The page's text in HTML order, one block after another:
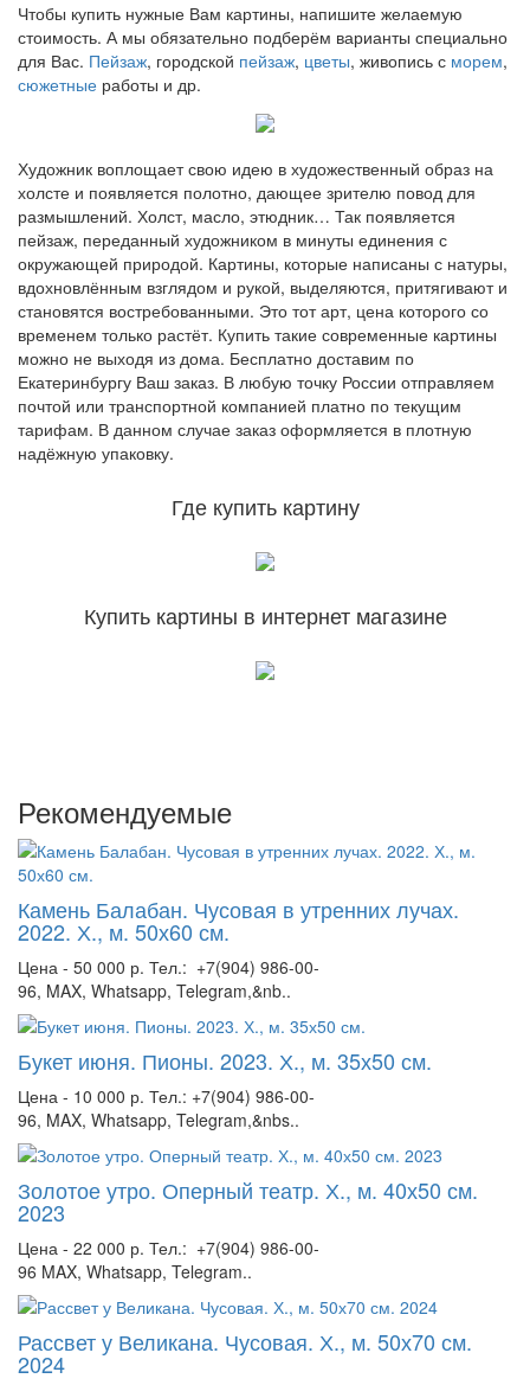
Чтобы купить нужные Вам картины, напишите желаемую
стоимость. А мы обязательно подберём варианты специально
для Вас. Пейзаж, городской пейзаж, цветы, живопись с морем,
сюжетные работы и др.
Художник воплощает свою идею в художественный образ на
холсте и появляется полотно, дающее зрителю повод для
размышлений. Холст, масло, этюдник… Так появляется
пейзаж, переданный художником в минуты единения с
окружающей природой. Картины, которые написаны с натуры,
вдохновлённым взглядом и рукой, выделяются, притягивают и
становятся востребованными. Это тот арт, цена которого со
временем только растёт. Купить такие современные картины
можно не выходя из дома. Бесплатно доставим по
Екатеринбургу Ваш заказ. В любую точку России отправляем
почтой или транспортной компанией платно по текущим
тарифам. В данном случае заказ оформляется в плотную
надёжную упаковку.
Где купить картину
Купить картины в интернет магазине
Рекомендуемые
Камень Балабан. Чусовая в утренних лучах.
2022. Х., м. 50х60 см.
Цена - 50 000 р. Тел.: +7(904) 986-00-
96, MAX, Whatsapp, Telegram,&nb..
Букет июня. Пионы. 2023. Х., м. 35х50 см.
Цена - 10 000 р. Тел.: +7(904) 986-00-
96, MAX, Whatsapp, Telegram,&nbs..
Золотое утро. Оперный театр. Х., м. 40х50 см.
2023
Цена - 22 000 р. Тел.: +7(904) 986-00-
96 MAX, Whatsapp, Telegram..
Рассвет у Великана. Чусовая. Х., м. 50х70 см.
2024